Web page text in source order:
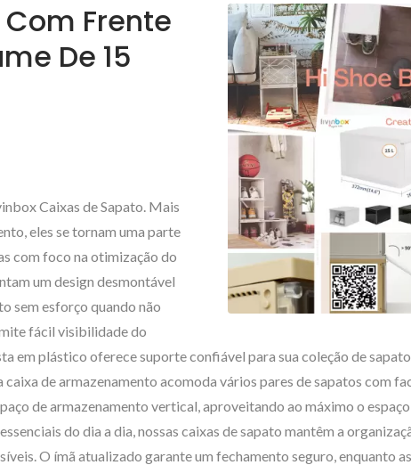
Frente
De 15
Caixas de Sapato. Mais
eles se tornam uma parte
com foco na otimização do
um design desmontável
sem esforço quando não
fácil visibilidade do
em plástico oferece suporte confiável para sua coleção de
de armazenamento acomoda vários pares de sapatos com
de armazenamento vertical, aproveitando ao máximo o
do dia a dia, nossas caixas de sapato mantêm a
O ímã atualizado garante um fechamento seguro, enquanto
Caixa De Armazenamento
Pelican
Caixa De